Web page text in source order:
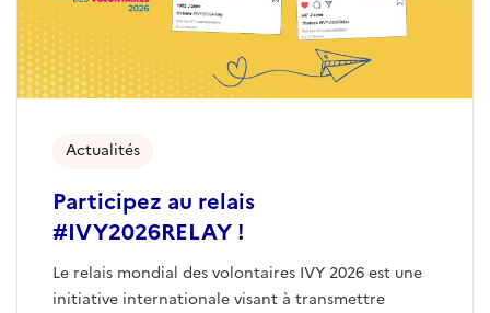
Participez au relais
#IVY2026RELAY !
Le relais mondial des volontaires IVY 2026 est une
initiative internationale visant à transmettre
Actualités